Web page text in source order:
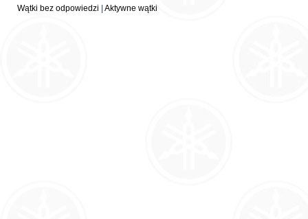
Wątki bez odpowiedzi Aktywne wątki